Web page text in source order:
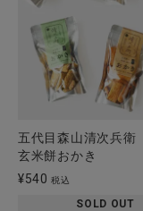
五代目森山清次兵衛
玄米餅おかき
¥540 税込
SOLD OUT